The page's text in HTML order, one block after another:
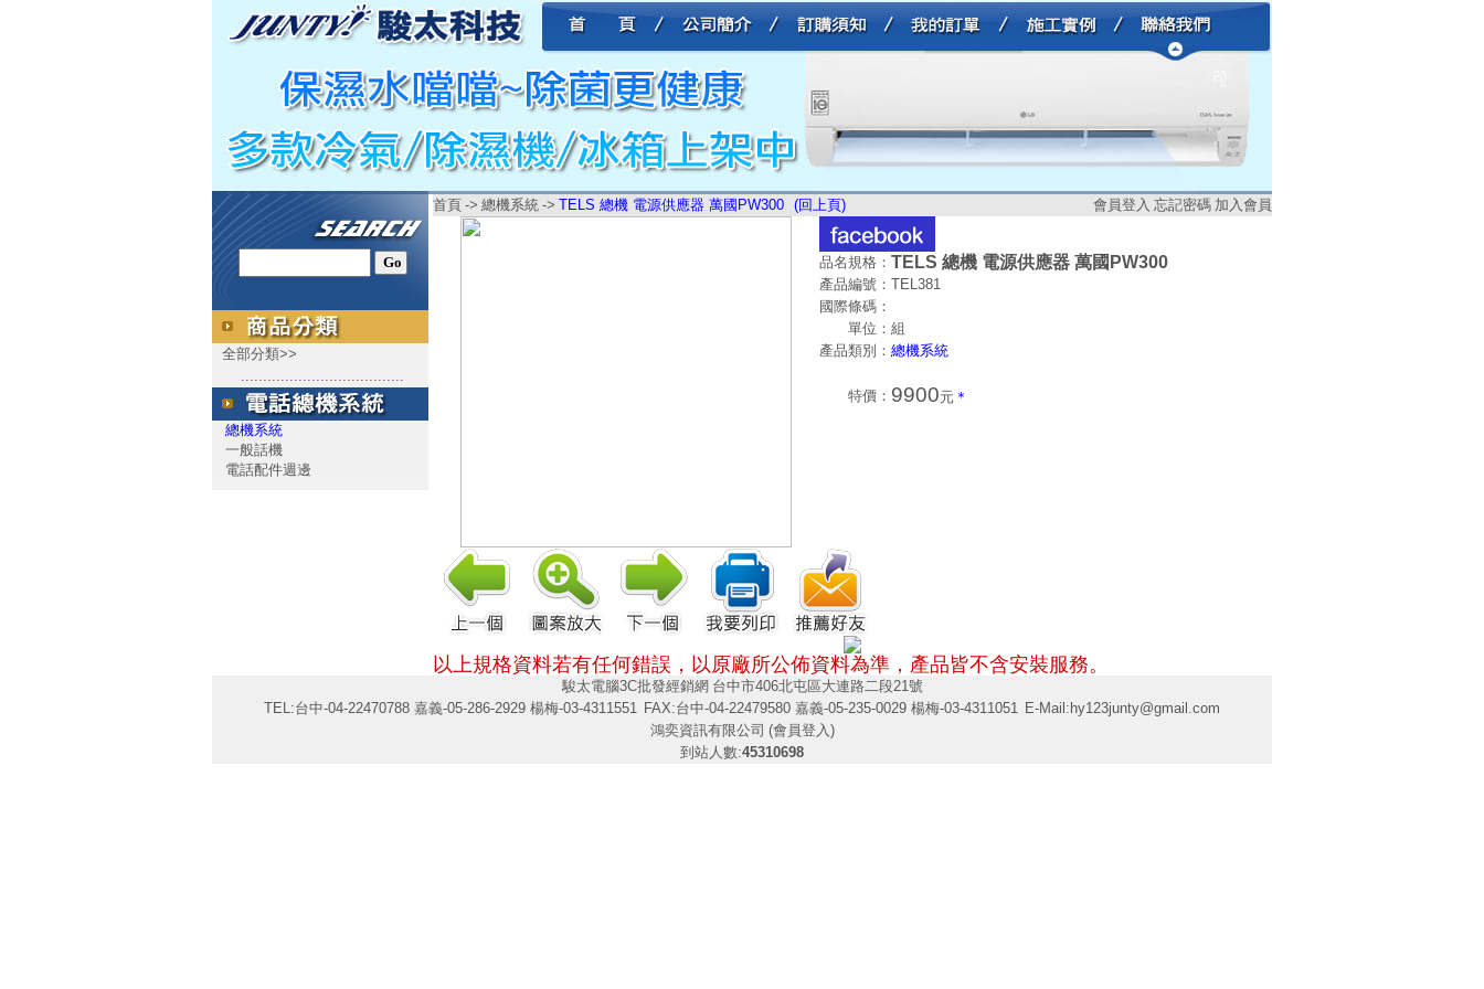
全部分類>>
.....................................
總機系統
一般話機
電話配件週邊
首頁 -> 總機系統 -> TELS 總機 電源供應器 萬國PW300 (回上頁) 會員登入 忘記密碼 加入會員
品名規格： TELS 總機 電源供應器 萬國PW300
產品編號： TEL381
國際條碼：
單位： 組
產品類別： 總機系統
特價： 9900元 ＊
以上規格資料若有任何錯誤，以原廠所公佈資料為準， 產品皆不含安裝服務。
駿太電腦3C批發經銷網 台中市406北屯區大連路二段21號
TEL:台中-04-22470788 嘉義-05-286-2929 楊梅-03-4311551 FAX:台中-04-22479580 嘉義-05-235-0029 楊梅-03-4311051 E-Mail: hy123junty@gmail.com
鴻奕資訊有限公司 (會員登入)
到站人數:45310698